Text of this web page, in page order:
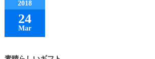
2018
24
Mar